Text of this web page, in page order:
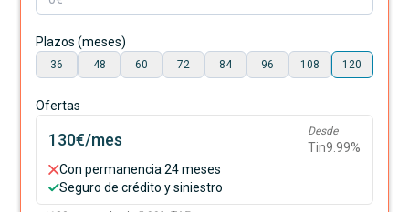
Plazos (meses)
36 48 60 72 84 96 108 120
Ofertas
130€/mes Desde
Tin9.99%
Con permanencia 24 meses
Seguro de crédito y siniestro